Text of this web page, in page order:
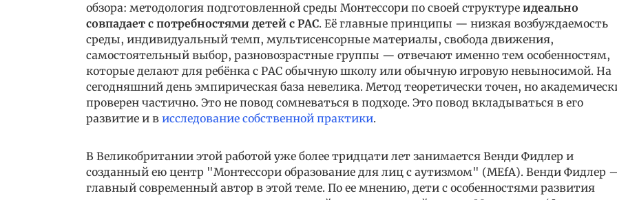
обзора: методология подготовленной среды Монтессори по своей структуреидеально
совпадает с потребностями детей с РАС. Её главные принципы — низкая возбуждаемость
среды, индивидуальный темп, мультисенсорные материалы, свобода движения,
самостоятельный выбор, разновозрастные группы — отвечают именно тем особенностям,
которые делают для ребёнка с РАС обычную школу или обычную игровую невыносимой. На
сегодняшний день эмпирическая база невелика. Метод теоретически точен, но
проверен частично. Это не повод сомневаться в подходе. Это повод вкладываться в его
развитие и висследование собственной практики.
В Великобритании этой работой уже более тридцати лет занимается Венди Фидлер и
созданный ею центр "Монтессори образование для лиц с аутизмом" (MEfA). Венди Фидлер
главный современный автор в этой теме. По ее мнению, дети с особенностями развития